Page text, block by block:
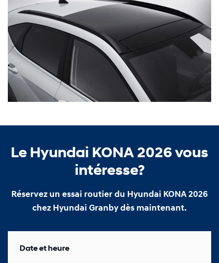
Le Hyundai KONA 2026 vous
intéresse?
Réservez un essai routier du Hyundai KONA 2026
chez Hyundai Granby dès maintenant.
Date et heure